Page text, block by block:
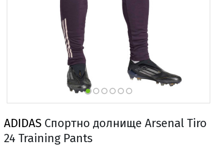
ADIDAS Спортно долнище Arsenal Tiro
24 Training Pants